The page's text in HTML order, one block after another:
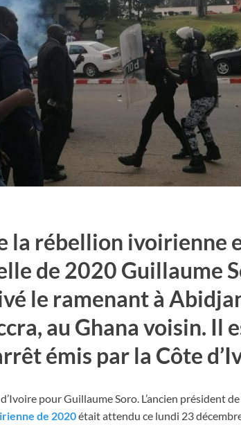
la rébellion ivoirienne
de 2020 Guillaume
le ramenant à
au Ghana voisin. Il
émis par la Côte
pour Guillaume Soro. L’ancien président
de 2020était attendu ce lundi 23